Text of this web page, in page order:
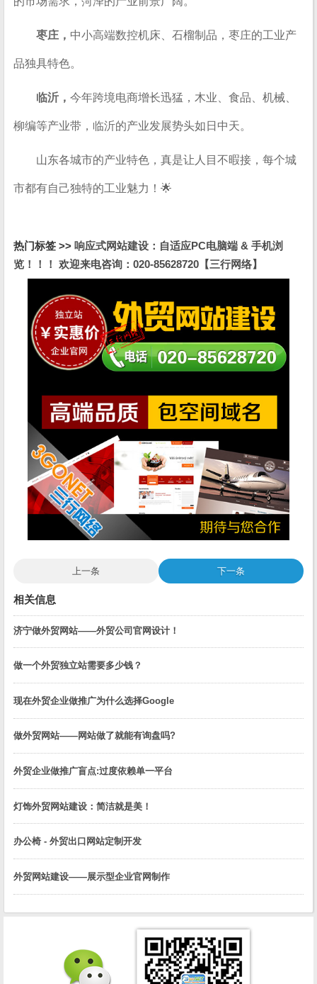
枣庄， 中小高端数控机床、石榴制品，枣庄的工业产
品独具特色。
临沂， 今年跨境电商增长迅猛，木业、食品、机械、
柳编等产业带，临沂的产业发展势头如日中天。
山东各城市的产业特色，真是让人目不暇接，每个城
市都有自己独特的工业魅力！🌟
热门标签 >> 响应式网站建设：自适应PC电脑端 & 手机浏
览！！！ 欢迎来电咨询：020-85628720【三行网络】
上一条 下一条
相关信息
济宁做外贸网站——外贸公司官网设计！
做一个外贸独立站需要多少钱？
现在外贸企业做推广为什么选择Google
做外贸网站——网站做了就能有询盘吗?
外贸企业做推广盲点:过度依赖单一平台
灯饰外贸网站建设：简洁就是美！
办公椅 - 外贸出口网站定制开发
外贸网站建设——展示型企业官网制作